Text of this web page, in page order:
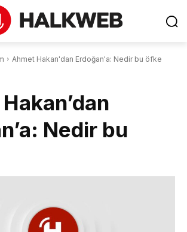
Ahmet Hakan'dan Erdoğan'a: Nedir bu öfke
Nedir bu